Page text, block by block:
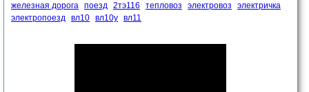
железная дорога поезд 2тэ116 тепловоз электровоз
электричка
электропоезд вл10 вл10у вл11